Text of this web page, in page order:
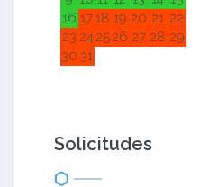
16 1718 19 20 21 22
23 242526 27 28 29
30 31
Solicitudes